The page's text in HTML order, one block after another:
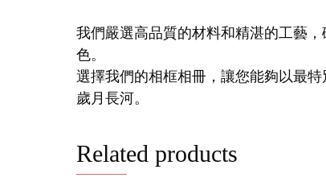
我們嚴選高品質的材料和精湛的工藝
色。
選擇我們的相框相冊，讓您能夠以最
歲月長河。
Related products